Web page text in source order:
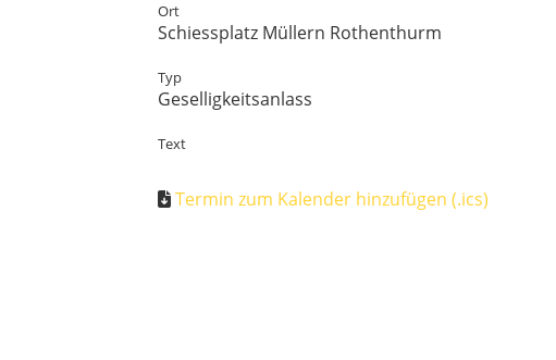
Ort
Schiessplatz Müllern Rothenthurm
Typ
Geselligkeitsanlass
Text
Termin zum Kalender hinzufügen (.ics)